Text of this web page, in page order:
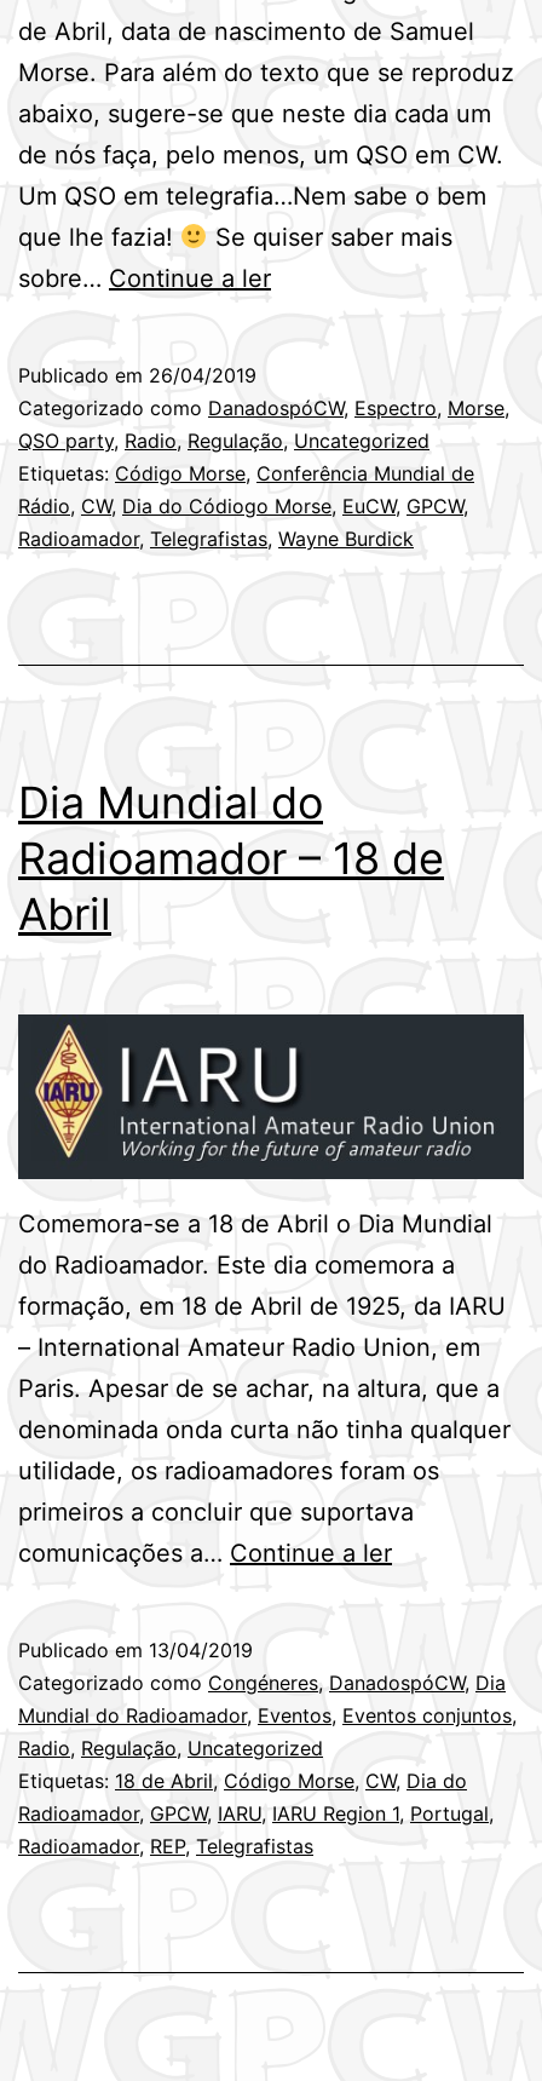
de Abril, data de nascimento de Samuel
Morse. Para além do texto que se reproduz
abaixo, sugere-se que neste dia cada um
de nós faça, pelo menos, um QSO em CW.
Um QSO em telegrafia…Nem sabe o bem
que lhe fazia!
Se quiser saber mais
sobre… Continue a lerDia
Código
Morse
–
27
Publicado em 26/04/2019
Categorizado como DanadospóCW, Espectro, Morse,
QSO party, Radio, Regulação, Uncategorized
Etiquetas: Código Morse, Conferência Mundial de
Rádio, CW, Dia do Códiogo Morse, EuCW, GPCW,
Radioamador, Telegrafistas, Wayne Burdick
Dia Mundial do
Radioamador – 18 de
Abril
Comemora-se a 18 de Abril o Dia Mundial
do Radioamador. Este dia comemora a
formação, em 18 de Abril de 1925, da IARU
– International Amateur Radio Union, em
Paris. Apesar de se achar, na altura, que a
denominada onda curta não tinha qualquer
utilidade, os radioamadores foram os
primeiros a concluir que suportava
comunicações a… Continue a lerDia
Radioamador
–
de
Publicado em 13/04/2019
Categorizado como Congéneres, DanadospóCW, Dia
Mundial do Radioamador, Eventos, Eventos conjuntos,
Radio, Regulação, Uncategorized
Etiquetas: 18 de Abril, Código Morse, CW, Dia do
Radioamador, GPCW, IARU, IARU Region 1, Portugal,
Radioamador, REP, Telegrafistas